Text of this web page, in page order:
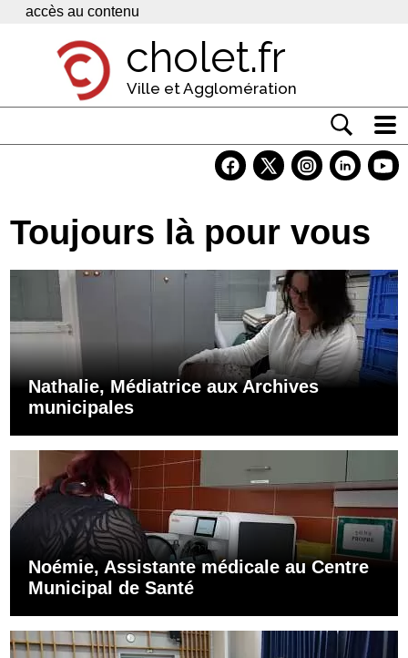
Panneau de gestion des cookies
accès au contenu
cholet.fr
Ville et Agglomération
Economie
Services
Contacts
Toujours là pour vous
Nathalie, Médiatrice aux Archives
municipales
Noémie, Assistante médicale au Centre
Municipal de Santé